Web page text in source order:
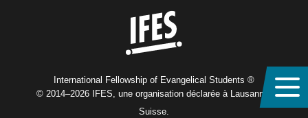
International Fellowship of Evangelical Students ®
© 2014–2026 IFES, une organisation déclarée à Lausanne,
Suisse.